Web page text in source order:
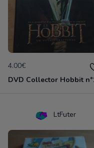
4.00€
LtFuter